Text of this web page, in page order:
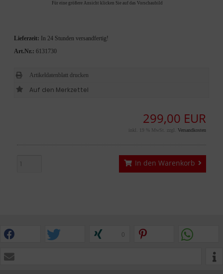
Für eine größere Ansicht klicken Sie auf das Vorschaubild
299,00 EUR
inkl. 19 % MwSt. zzgl. Versandkosten
In den Warenkorb
Lieferzeit:
In 24 Stunden versandfertig!
Art.Nr.: 6131730
Artikeldatenblatt drucken
0